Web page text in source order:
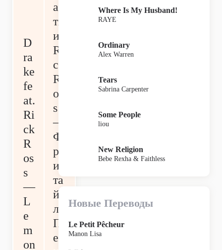
D
ra
ke
fe
at.
Ri
ck
R
os
s
—
L
e
m
on
ас
ти
и
Ri
ck
R
os
s
—
Ф
р
ис
та
й
л
П
ер
Where Is My Husband!
RAYE
Ordinary
Alex Warren
Tears
Sabrina Carpenter
Some People
liou
New Religion
Bebe Rexha & Faithless
Новые Переводы
Le Petit Pêcheur
Manon Lisa